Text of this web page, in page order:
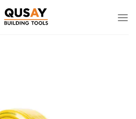
للمحتوى